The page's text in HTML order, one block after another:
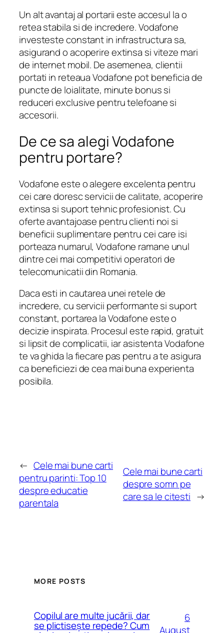
Un alt avantaj al portarii este accesul la o
retea stabila si de incredere. Vodafone
investeste constant in infrastructura sa,
asigurand o acoperire extinsa si viteze mari
de internet mobil. De asemenea, clientii
portati in reteaua Vodafone pot beneficia de
puncte de loialitate, minute bonus si
reduceri exclusive pentru telefoane si
accesorii.
De ce sa alegi Vodafone
pentru portare?
Vodafone este o alegere excelenta pentru
cei care doresc servicii de calitate, acoperire
extinsa si suport tehnic profesionist. Cu
oferte avantajoase pentru clienti noi si
beneficii suplimentare pentru cei care isi
porteaza numarul, Vodafone ramane unul
dintre cei mai competitivi operatori de
telecomunicatii din Romania.
Daca esti in cautarea unei retele de
incredere, cu servicii performante si suport
constant, portarea la Vodafone este o
decizie inspirata. Procesul este rapid, gratuit
si lipsit de complicatii, iar asistenta Vodafone
te va ghida la fiecare pas pentru a te asigura
ca beneficiezi de cea mai buna experienta
posibila.
← Cele mai bune carti
pentru parinti: Top 10
despre educatie
parentala
Cele mai bune carti
despre somn pe
care sa le citesti →
MORE POSTS
Copilul are multe jucării, dar
se plictisește repede? Cum
6
August